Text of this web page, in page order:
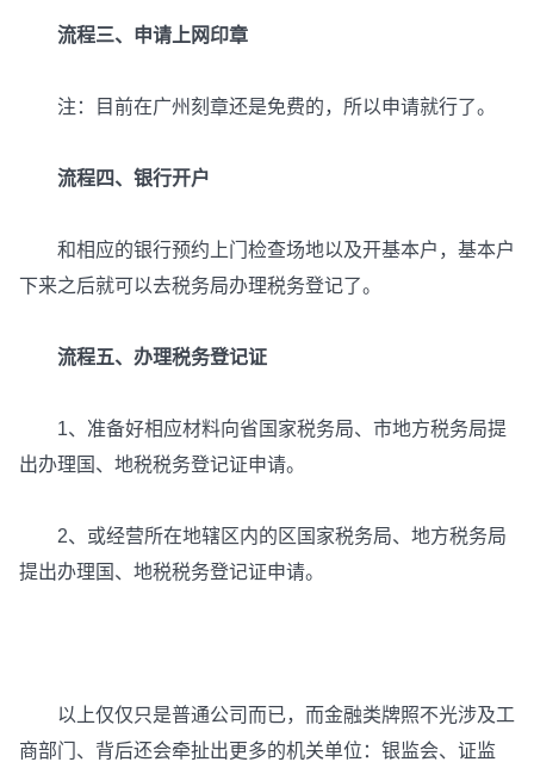
流程三、申请上网印章
注：目前在广州刻章还是免费的，所以申请就行了。
流程四、银行开户
和相应的银行预约上门检查场地以及开基本户，基本户
下来之后就可以去税务局办理税务登记了。
流程五、办理税务登记证
1、准备好相应材料向省国家税务局、市地方税务局提
出办理国、地税税务登记证申请。
2、或经营所在地辖区内的区国家税务局、地方税务局
提出办理国、地税税务登记证申请。
以上仅仅只是普通公司而已，而金融类牌照不光涉及工
商部门、背后还会牵扯出更多的机关单位：银监会、证监